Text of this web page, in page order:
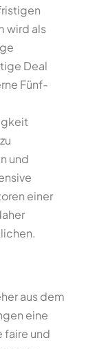
wird als
Deal
Fünf-
und
einer
aus dem
eine
faire und